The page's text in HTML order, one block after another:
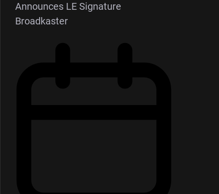
Announces LE Signature
Broadkaster